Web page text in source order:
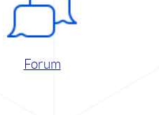
Forum